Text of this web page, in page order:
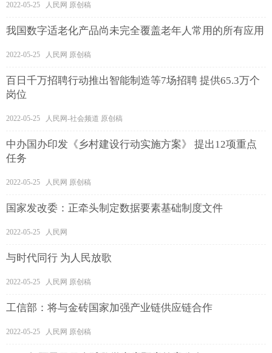
2022-05-25 人民网 原创稿
我国数字适老化产品尚未完全覆盖老年人常用的所有应用
2022-05-25 人民网 原创稿
百日千万招聘行动推出智能制造等7场招聘 提供65.3万个
岗位
2022-05-25 人民网-社会频道 原创稿
中办国办印发《乡村建设行动实施方案》 提出12项重点
任务
2022-05-25 人民网 原创稿
国家发改委：正牵头制定数据要素基础制度文件
2022-05-25 人民网
与时代同行 为人民放歌
2022-05-25 人民网 原创稿
工信部：将与金砖国家加强产业链供应链合作
2022-05-25 人民网 原创稿